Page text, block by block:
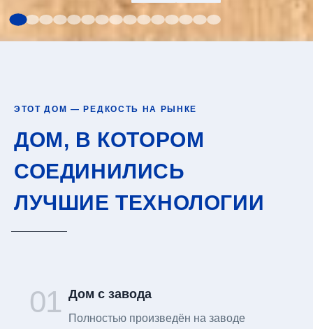
ЭТОТ ДОМ — РЕДКОСТЬ НА РЫНКЕ
ДОМ, В КОТОРОМ
СОЕДИНИЛИСЬ
ЛУЧШИЕ ТЕХНОЛОГИИ
01 Дом с завода
Полностью произведён на заводе